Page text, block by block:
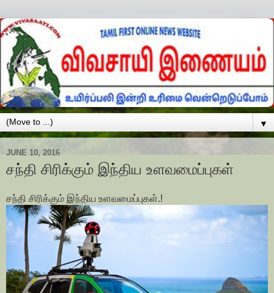
▼
JUNE 10, 2016
சந்தி சிரிக்கும் இந்திய உளவமைப்புகள்
சந்தி சிரிக்கும் இந்திய உளவமைப்புகள்.!